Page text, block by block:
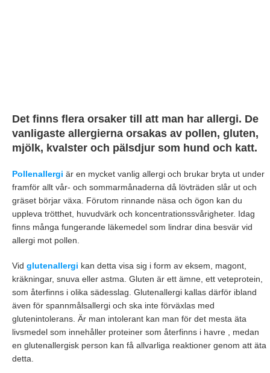
Det finns flera orsaker till att man har allergi. De
vanligaste allergierna orsakas av pollen, gluten,
mjölk, kvalster och pälsdjur som hund och katt.
Pollenallergi är en mycket vanlig allergi och brukar bryta ut under
framför allt vår- och sommarmånaderna då lövträden slår ut och
gräset börjar växa. Förutom rinnande näsa och ögon kan du
uppleva trötthet, huvudvärk och koncentrationssvårigheter. Idag
finns många fungerande läkemedel som lindrar dina besvär vid
allergi mot pollen.
Vid glutenallergi kan detta visa sig i form av eksem, magont,
kräkningar, snuva eller astma. Gluten är ett ämne, ett veteprotein,
som återfinns i olika sädesslag. Glutenallergi kallas därför ibland
även för spannmålsallergi och ska inte förväxlas med
glutenintolerans. Är man intolerant kan man för det mesta äta
livsmedel som innehåller proteiner som återfinns i havre , medan
en glutenallergisk person kan få allvarliga reaktioner genom att äta
detta.